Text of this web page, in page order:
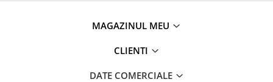
MAGAZINUL MEU
CLIENTI
DATE COMERCIALE